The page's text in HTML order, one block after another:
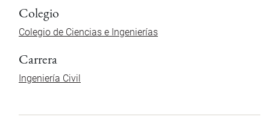
Colegio
Colegio de Ciencias e Ingenierías
Carrera
Ingeniería Civil